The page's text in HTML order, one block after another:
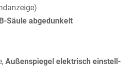
Säule abgedunkelt
Außenspiegel elektrisch einstell-